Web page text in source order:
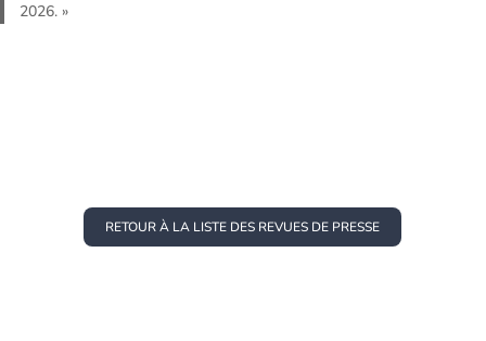
2026. »
RETOUR À LA LISTE DES REVUES DE PRESSE